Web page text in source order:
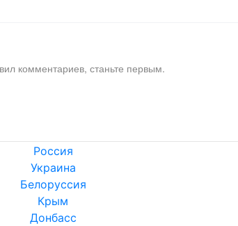
комментариев, станьте первым.
Россия
Украина
Белоруссия
Крым
Донбасс